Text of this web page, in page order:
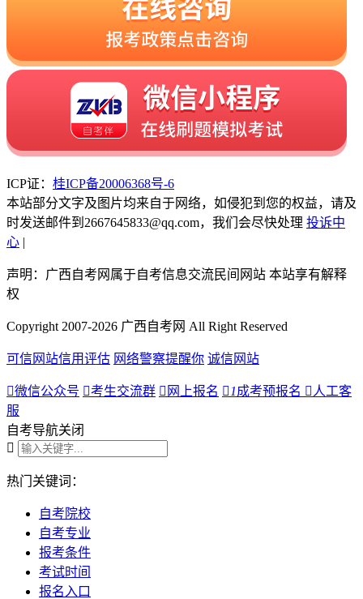
ICP证： 桂ICP备20006368号-6
本站部分文字及图片均来自于网络，如侵犯到您的权益，请及
时发送邮件到2667645833@qq.com，我们会尽快处理 投诉中
心 |
声明：广西自考网属于自考信息交流民间网站 本站享有解释
权
Copyright 2007-2026 广西自考网 All Right Reserved
可信网站信用评估 网络警察提醒你 诚信网站
微信公众号 考生交流群  网上报名  1成考预报名  人工客
服
自考导航关闭

热门关键词：
自考院校
自考专业
报考条件
考试时间
报名入口